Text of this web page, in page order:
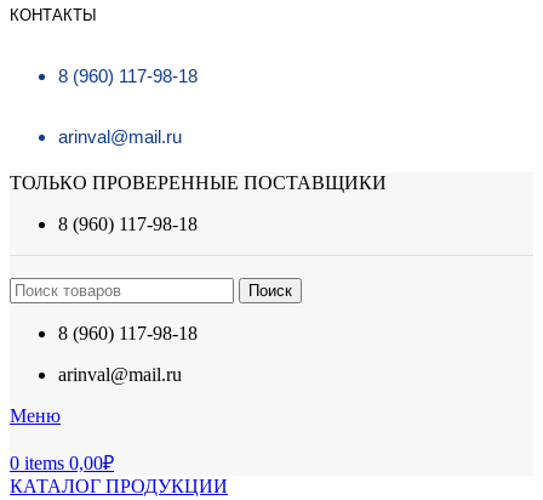
КОНТАКТЫ
8 (960) 117-98-18
arinval@mail.ru
ТОЛЬКО ПРОВЕРЕННЫЕ ПОСТАВЩИКИ
8 (960) 117-98-18
Поиск
8 (960) 117-98-18
arinval@mail.ru
Меню
0 items 0,00₽
КАТАЛОГ ПРОДУКЦИИ